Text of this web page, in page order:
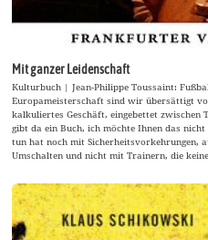
Mit ganzer Leidenschaft
Kulturbuch | Jean-Philippe Toussaint:
Europameisterschaft sind wir übersättigt
kalkuliertes Geschäft, eingebettet
gibt da ein Buch, ich möchte Ihnen das
tun hat noch mit Sicherheitsvorkehrungen,
Umschalten und nicht mit Trainern, die